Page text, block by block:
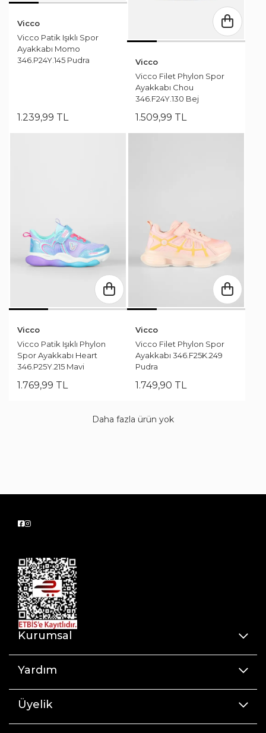
Vicco
Vicco Patik Işıklı Spor
Ayakkabı Momo
346.P24Y.145 Pudra
1.239,99 TL
Vicco
Vicco Filet Phylon Spor
Ayakkabı Chou
346.F24Y.130 Bej
1.509,99 TL
Vicco
Vicco Patik Işıklı Phylon
Spor Ayakkabı Heart
346.P25Y.215 Mavi
1.769,99 TL
Vicco
Vicco Filet Phylon Spor
Ayakkabı 346.F25K.249
Pudra
1.749,90 TL
Daha fazla ürün yok
Kurumsal
Yardım
Üyelik